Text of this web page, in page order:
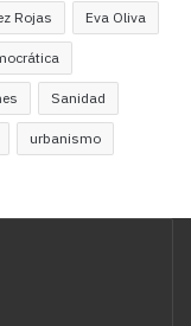
Rojas Eva Oliva
Sanidad
urbanismo